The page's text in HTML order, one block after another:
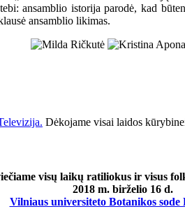
ansamblio istorija parodė, kad
ansamblio likimas.
Dėkojame visai laidos
visų laikų ratiliokus ir visus
2018 m. birželio 16 d.
Vilniaus universiteto Botanikos sode